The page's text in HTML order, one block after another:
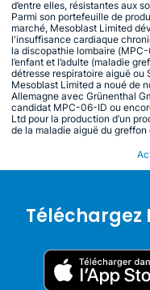
d’entre elles, résistantes aux
Parmi son portefeuille de
marché, Mesoblast Limited
l'insuffisance cardiaque
la discopathie lombaire
l’enfant et l’adulte (maladie
détresse respiratoire aiguë ou
Mesoblast Limited a noué de
Allemagne avec Grünenthal
candidat MPC-06-ID ou
Ltd pour la production d’un
de la maladie aiguë du
Téléchargez